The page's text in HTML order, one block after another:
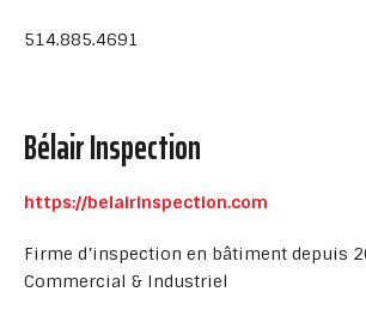
514.885.4691
Bélair Inspection
https://belairinspection.com
Firme d’inspection en bâtiment depuis
Commercial & Industriel